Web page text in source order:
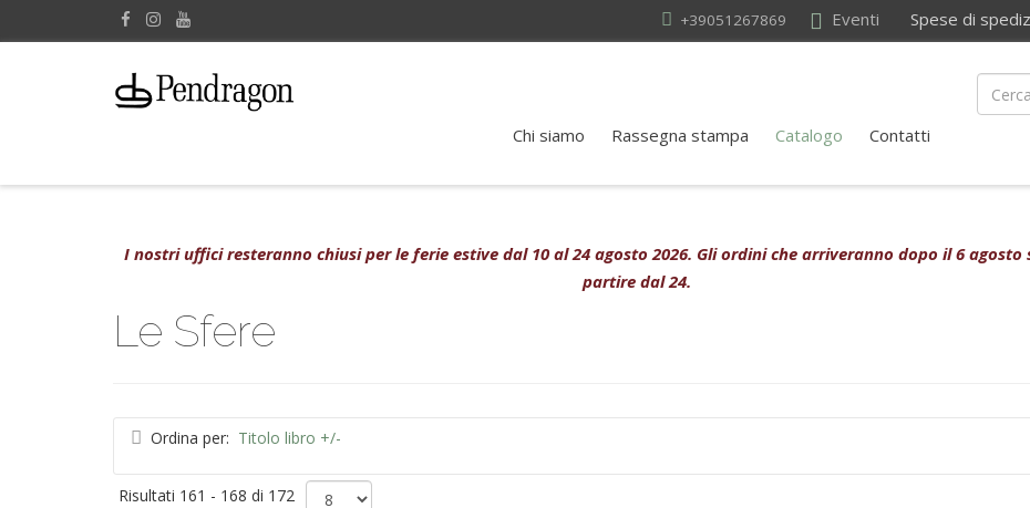
Eventi Spese di
+39051267869
Chi siamo Rassegna stampa Catalogo Contatti
I nostri uffici resteranno chiusi per le ferie estive dal 10 al 24 agosto 2026. Gli ordini che arriveranno dopo il 6 agosto
partire dal 24.
Le Sfere
Ordina per: Titolo libro +/-
Risultati 161 - 168 di 172